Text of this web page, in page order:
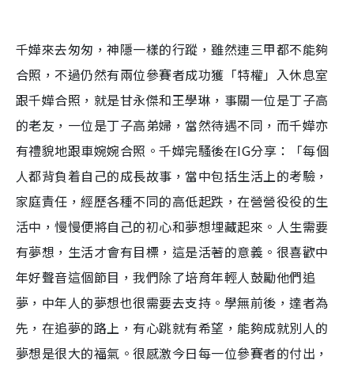
千嬅來去匆匆，神隱一樣的行蹤，雖然連三甲都不能夠
合照，不過仍然有兩位參賽者成功獲「特權」入休息室
跟千嬅合照，就是甘永傑和王學琳，事關一位是丁子高
的老友，一位是丁子高弟婦，當然待遇不同，而千嬅亦
有禮貌地跟車婉婉合照。千嬅完騷後在IG分享：「每個
人都背負着自己的成長故事，當中包括生活上的考驗，
家庭責任，經歷各種不同的高低起跌，在營營役役的生
活中，慢慢便將自己的初心和夢想埋藏起來。人生需要
有夢想，生活才會有目標，這是活著的意義。很喜歡中
年好聲音這個節目，我們除了培育年輕人鼓勵他們追
夢，中年人的夢想也很需要去支持。學無前後，達者為
先，在追夢的路上，有心跳就有希望，能夠成就別人的
夢想是很大的福氣。很感激今日每一位參賽者的付出，